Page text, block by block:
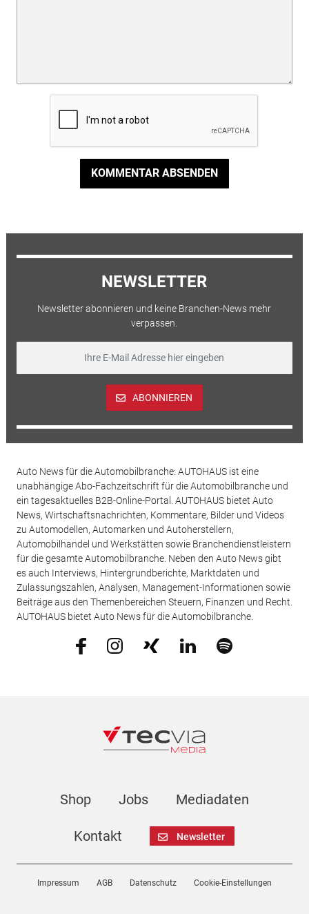
KOMMENTAR ABSENDEN
NEWSLETTER
Newsletter abonnieren und keine Branchen-News mehr
verpassen.
ABONNIEREN
Auto News für die Automobilbranche: AUTOHAUS ist eine
unabhängige Abo-Fachzeitschrift für die Automobilbranche und
ein tagesaktuelles B2B-Online-Portal. AUTOHAUS bietet Auto
News, Wirtschaftsnachrichten, Kommentare, Bilder und Videos
zu Automodellen, Automarken und Autoherstellern,
Automobilhandel und Werkstätten sowie Branchendienstleistern
für die gesamte Automobilbranche. Neben den Auto News gibt
es auch Interviews, Hintergrundberichte, Marktdaten und
Zulassungszahlen, Analysen, Management-Informationen sowie
Beiträge aus den Themenbereichen Steuern, Finanzen und Recht.
AUTOHAUS bietet Auto News für die Automobilbranche.
Shop Jobs Mediadaten
Kontakt Newsletter
Impressum AGB Datenschutz Cookie-Einstellungen